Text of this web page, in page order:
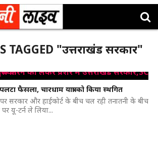
TAGGED "उत्तराखंड सरकार"
फैसला, चारधाम यात्रा को किया स्थगित
पर सरकार और हाईकोर्ट के बीच चल रही तनातनी के बीच
यू-टर्न ले लिया...